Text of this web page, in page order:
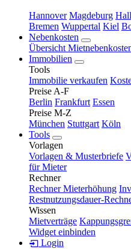
Hannover Magdeburg
Bremen Wuppertal Kiel
Nebenkosten
Übersicht
Immobilien
Tools
Immobilie verkaufen
Preise A-F
Berlin Frankfurt Essen
Preise M-Z
München Stuttgart Köln
Tools
Vorlagen
Vorlagen & Musterbriefe
für Mieter
Rechner
Rechner Mieterhöhung
Restnutzungsdauer-
Wissen
Mietverträge
Widget einbinden
Login